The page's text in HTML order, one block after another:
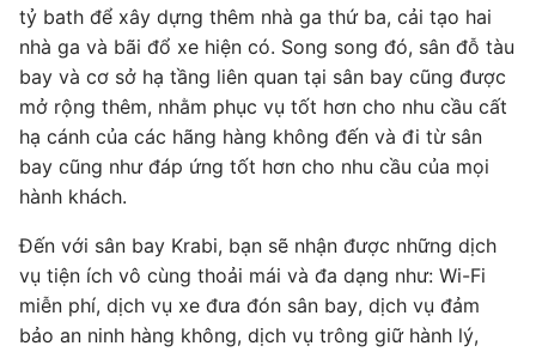
tỷ bath để xây dựng thêm nhà ga thứ ba, cải tạo hai
nhà ga và bãi đổ xe hiện có. Song song đó, sân đỗ tàu
bay và cơ sở hạ tầng liên quan tại sân bay cũng được
mở rộng thêm, nhằm phục vụ tốt hơn cho nhu cầu cất
hạ cánh của các hãng hàng không đến và đi từ sân
bay cũng như đáp ứng tốt hơn cho nhu cầu của mọi
hành khách.
Đến với sân bay Krabi, bạn sẽ nhận được những dịch
vụ tiện ích vô cùng thoải mái và đa dạng như: Wi-Fi
miễn phí, dịch vụ xe đưa đón sân bay, dịch vụ đảm
bảo an ninh hàng không, dịch vụ trông giữ hành lý,